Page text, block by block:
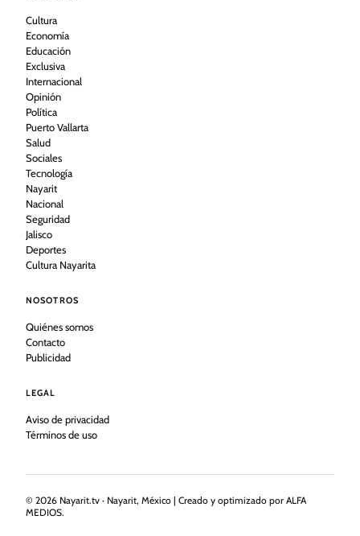
Cultura
Economía
Educación
Exclusiva
Internacional
Opinión
Política
Puerto Vallarta
Salud
Sociales
Tecnología
Nayarit
Nacional
Seguridad
Jalisco
Deportes
Cultura Nayarita
NOSOTROS
Quiénes somos
Contacto
Publicidad
LEGAL
Aviso de privacidad
Términos de uso
© 2026 Nayarit.tv · Nayarit, México | Creado y optimizado por ALFA
MEDIOS.